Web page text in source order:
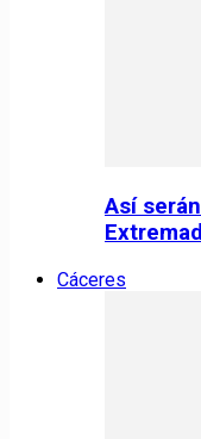
Así
Cáceres